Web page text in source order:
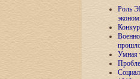
Роль
Умная